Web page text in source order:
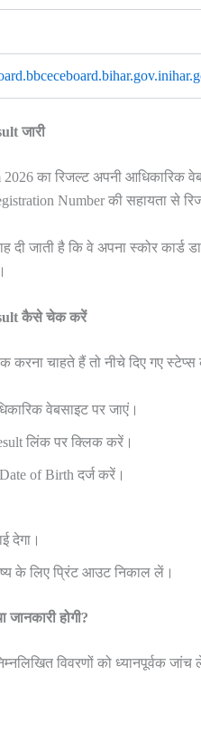
जारी
का रिजल्ट अपनी आधिकारिक
Number की सहायता से
दी जाती है कि वे अपना स्कोर
कैसे चेक करें
चाहते हैं तो नीचे दिए गए स्टेप्स
वेबसाइट पर जाएं।
लिंक पर क्लिक करें।
of Birth दर्ज करें।
देगा।
के लिए प्रिंट आउट निकाल लें।
होगी?
विवरणों को ध्यानपूर्वक जांच